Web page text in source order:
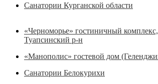
Санатории Курганской области
«Черноморье» гостиничный
Туапсинский р-н
«Манополис» гостевой дом
Санатории Белокурихи